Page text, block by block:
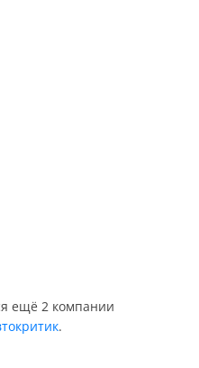
ещё 2 компании
.